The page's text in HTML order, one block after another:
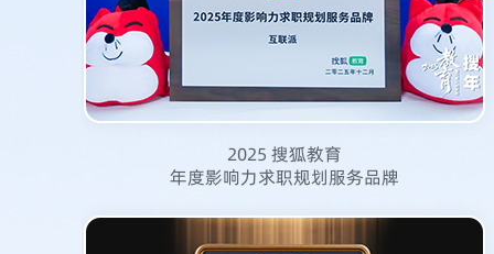
2025 搜狐教育
年度影响力求职规划服务品牌